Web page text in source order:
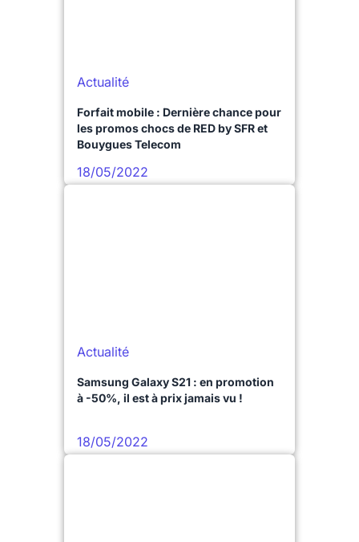
Actualité
Forfait mobile : Dernière chance pour
les promos chocs de RED by SFR et
Bouygues Telecom
18/05/2022
Actualité
Samsung Galaxy S21 : en promotion
à -50%, il est à prix jamais vu !
18/05/2022